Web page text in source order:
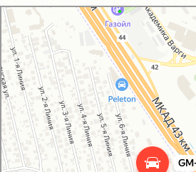
GM-City&VAG-Repair
Автосервис, автотехцентр в Москве
Магазин автозапчастей и автотоваров в Москве